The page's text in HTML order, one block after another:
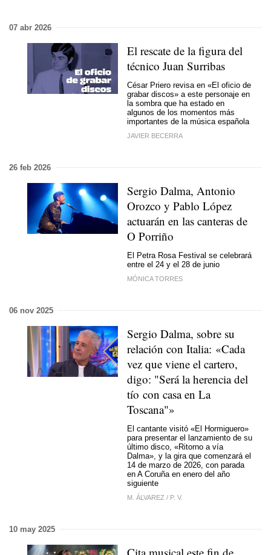
07 abr 2026
El rescate de la figura del
técnico Juan Surribas
César Priero revisa en «El oficio de
grabar discos» a este personaje en
la sombra que ha estado en
algunos de los momentos más
importantes de la música española
JAVIER BECERRA
26 feb 2026
Sergio Dalma, Antonio
Orozco y Pablo López
actuarán en las canteras de
O Porriño
El Petra Rosa Festival se celebrará
entre el 24 y el 28 de junio
MÓNICA TORRES
06 nov 2025
Sergio Dalma, sobre su
relación con Italia: «Cada
vez que viene el cartero,
digo: "Será la herencia del
tío con casa en La
Toscana"»
El cantante visitó «El Hormiguero»
para presentar el lanzamiento de su
último disco, «Ritorno a vía
Dalma», y la gira que comenzará el
14 de marzo de 2026, con parada
en A Coruña en enero del año
siguiente
M. ÁLVAREZ / P. V.
10 may 2025
Cita musical este fin de